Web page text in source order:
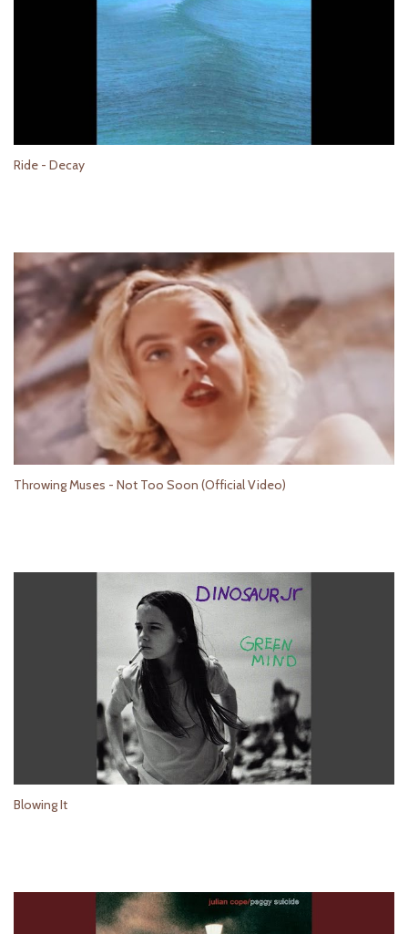
Ride - Decay
Throwing Muses - Not Too Soon (Official Video)
Blowing It